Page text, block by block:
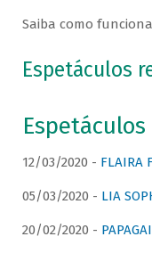
Saiba como
Espetáculos
12/03/2020 - FLAIRA
05/03/2020 - LIA
20/02/2020 -